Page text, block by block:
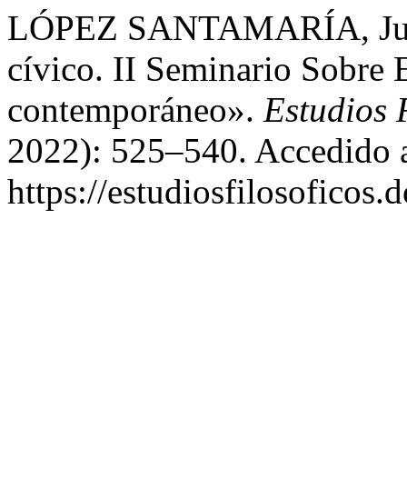
LÓPEZ SANTAMARÍA,
cívico. II Seminario Sobre
contemporáneo». Estudios
2022): 525–540. Accedido
https://